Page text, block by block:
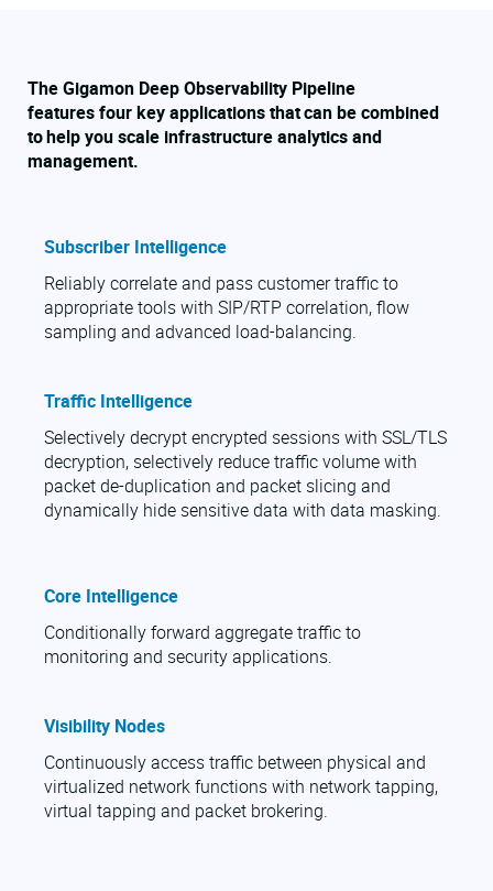
The Gigamon Deep Observability Pipeline
features four key applications that can be combined
to help you scale infrastructure analytics and
management.
Subscriber Intelligence
Reliably correlate and pass customer traffic to
appropriate tools with SIP/RTP correlation, flow
sampling and advanced load-balancing.
Traffic Intelligence
Selectively decrypt encrypted sessions with SSL/TLS
decryption, selectively reduce traffic volume with
packet de-duplication and packet slicing and
dynamically hide sensitive data with data masking.
Core Intelligence
Conditionally forward aggregate traffic to
monitoring and security applications.
Visibility Nodes
Continuously access traffic between physical and
virtualized network functions with network tapping,
virtual tapping and packet brokering.